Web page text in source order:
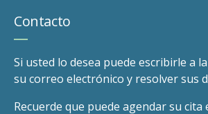
Contacto
Si usted lo desea puede escribirle a
su correo electrónico y resolver sus
Recuerde que puede agendar su